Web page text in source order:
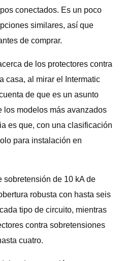
conectados. Es un poco
similares, así que
de comprar.
de los protectores contra
casa, al mirar el Intermatic
de que es un asunto
los modelos más avanzados
es que, con una clasificación
para instalación en
sobretensión de 10 kA de
robusta con hasta seis
tipo de circuito, mientras
contra sobretensiones
cuatro.